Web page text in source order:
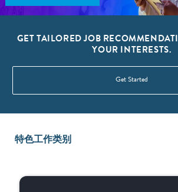
GET TAILORED JOB
YOUR INTERESTS.
Get Started
特色工作类别